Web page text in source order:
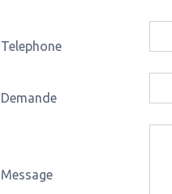
Telephone
Demande
Message